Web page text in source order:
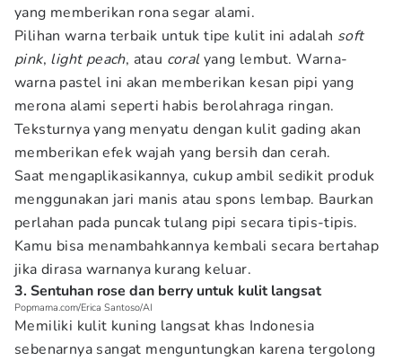
yang memberikan rona segar alami.
Pilihan warna terbaik untuk tipe kulit ini adalah soft
pink, light peach, atau coralyang lembut. Warna-
warna pastel ini akan memberikan kesan pipi yang
merona alami seperti habis berolahraga ringan.
Teksturnya yang menyatu dengan kulit gading akan
memberikan efek wajah yang bersih dan cerah.
Saat mengaplikasikannya, cukup ambil sedikit produk
menggunakan jari manis atau spons lembap. Baurkan
perlahan pada puncak tulang pipi secara tipis-tipis.
Kamu bisa menambahkannya kembali secara bertahap
jika dirasa warnanya kurang keluar.
3. Sentuhan rose dan berry untuk kulit langsat
Popmama.com/Erica Santoso/AI
Memiliki kulit kuning langsat khas Indonesia
sebenarnya sangat menguntungkan karena tergolong